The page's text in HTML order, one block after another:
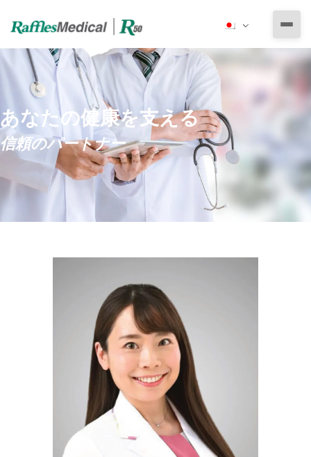
私たちについて
ラッフルズ・メディカル・グループ
ラッフルズ メディカル ベトナム
ラッフルズ病院駐在員事務所
とりあえずの医療サービス
専門医による診療
小児科
泌尿器科専門診療
その他の医療サービス
健康診断
予防医療
健康診断プログラム
デラックス健康診断パッケージ
エグゼクティブ健康診断パッケージ
エリート健康診断パッケージ
その他のパッケージ
成長発達段階チェック
雇用者向け健康診断
法人向け健康診断
定期健康診断
労働許可証申請用＆雇用前健康診断
ビザ・移民申請用健康診断
オフショア健康診断
企業向けCPRおよび緊急対応トレーニング
さすがの医師
医療保険
あなたの健康を支える
信頼のパートナー